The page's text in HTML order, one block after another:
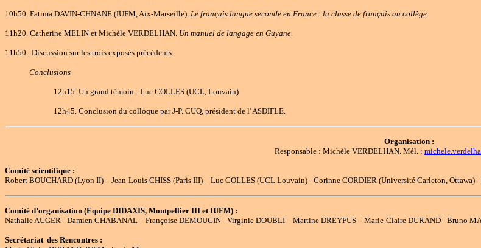
10h50. Fatima DAVIN-CHNANE (IUFM, Aix-Marseille). Le français langue seconde en France : la classe de français au collège.
11h20. Catherine MELIN et Michèle VERDELHAN. Un manuel de langage en Guyane.
11h50 . Discussion sur les trois exposés précédents.
Conclusions
12h15. Un grand témoin : Luc COLLES (UCL, Louvain)
12h45. Conclusion du colloque par J-P. CUQ, président de l’ASDIFLE.
Organisation :
Responsable : Michèle VERDELHAN. Mél. :
Comité scientifique :
Robert BOUCHARD (Lyon II) – Jean-Louis CHISS (Paris III) – Luc COLLES (UCL Louvain) - Corinne CORDIER (Université Carleton, Ottawa)
Comité d’organisation (Equipe DIDAXIS, Montpellier III et IUFM) :
Nathalie AUGER - Damien CHABANAL – Françoise DEMOUGIN - Virginie DOUBLI – Martine DREYFUS – Marie-Claire DURAND - Bruno
Secrétariat des Rencontres :